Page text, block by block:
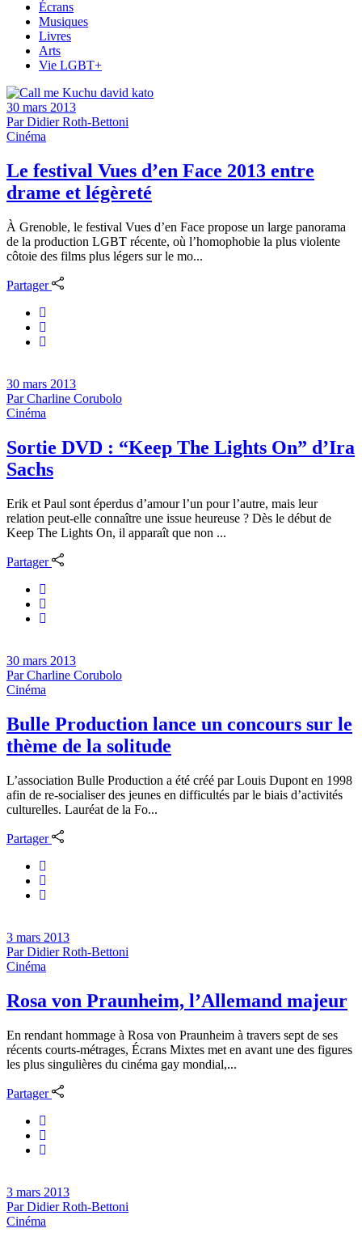
Écrans
Musiques
Livres
Arts
Vie LGBT+
30 mars 2013
ParDidier Roth-Bettoni
Cinéma
Le festival Vues d’en Face 2013 entre
drame et légèreté
À Grenoble, le festival Vues d’en Face propose un large panorama
de la production LGBT récente, où l’homophobie la plus violente
côtoie des films plus légers sur le mo...
Partager
30 mars 2013
ParCharline Corubolo
Cinéma
Sortie DVD : “Keep The Lights On” d’Ira
Sachs
Erik et Paul sont éperdus d’amour l’un pour l’autre, mais leur
relation peut-elle connaître une issue heureuse ? Dès le début de
Keep The Lights On, il apparaît que non ...
Partager
30 mars 2013
ParCharline Corubolo
Cinéma
Bulle Production lance un concours sur le
thème de la solitude
L’association Bulle Production a été créé par Louis Dupont en 1998
afin de re-socialiser des jeunes en difficultés par le biais d’activités
culturelles. Lauréat de la Fo...
Partager
3 mars 2013
ParDidier Roth-Bettoni
Cinéma
Rosa von Praunheim, l’Allemand majeur
En rendant hommage à Rosa von Praunheim à travers sept de ses
récents courts-métrages, Écrans Mixtes met en avant une des figures
les plus singulières du cinéma gay mondial,...
Partager
3 mars 2013
ParDidier Roth-Bettoni
Cinéma